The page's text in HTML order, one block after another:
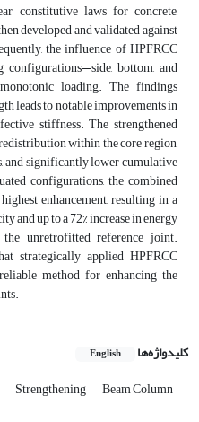
constitutive laws for concrete,
developed and validated against
the influence of HPFRCC
bottom, and
loading. The findings
leads to notable improvements in
stiffness. The strengthened
within the core region,
and significantly lower cumulative
configurations, the combined
enhancement, resulting in a
and up to a 72% increase in energy
unretrofitted reference joint.
strategically applied HPFRCC
method for enhancing the
کلیدواژه‌ها English
Strengthening Beam Column